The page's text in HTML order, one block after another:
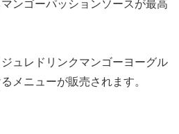
ンゴーパッションソースが最高
ュレドリンクマンゴーヨーグル
メニューが販売されます。